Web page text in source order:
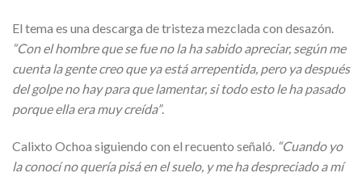
El tema es una descarga de tristeza mezclada con desazón.
“Con el hombre que se fue no la ha sabido apreciar, según me
cuenta la gente creo que ya está arrepentida, pero ya después
del golpe no hay para que lamentar, si todo esto le ha pasado
porque ella era muy creída”.
Calixto Ochoa siguiendo con el recuento señaló. “Cuando yo
la conocí no quería pisá en el suelo, y me ha despreciado a mí